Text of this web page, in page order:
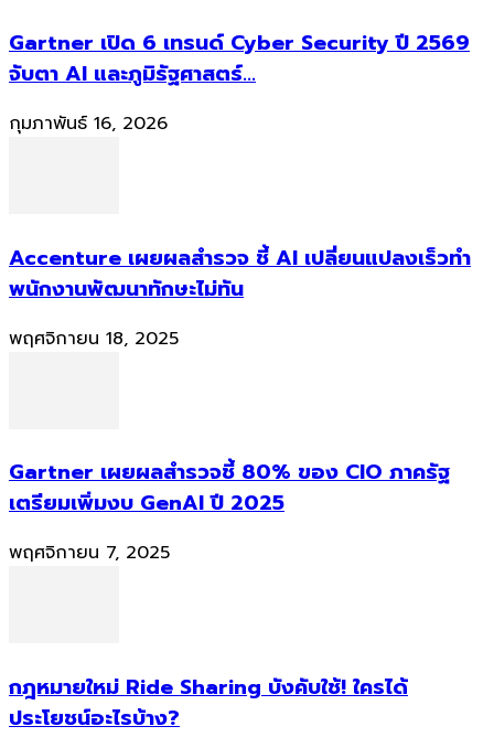
Gartner เปิด 6 เทรนด์ Cyber Security ปี 2569
จับตา AI และภูมิรัฐศาสตร์...
กุมภาพันธ์ 16, 2026
Accenture เผยผลสำรวจ ชี้ AI เปลี่ยนแปลงเร็วทำ
พนักงานพัฒนาทักษะไม่ทัน
พฤศจิกายน 18, 2025
Gartner เผยผลสำรวจชี้ 80% ของ CIO ภาครัฐ
เตรียมเพิ่มงบ GenAI ปี 2025
พฤศจิกายน 7, 2025
กฎหมายใหม่ Ride Sharing บังคับใช้! ใครได้
ประโยชน์อะไรบ้าง?